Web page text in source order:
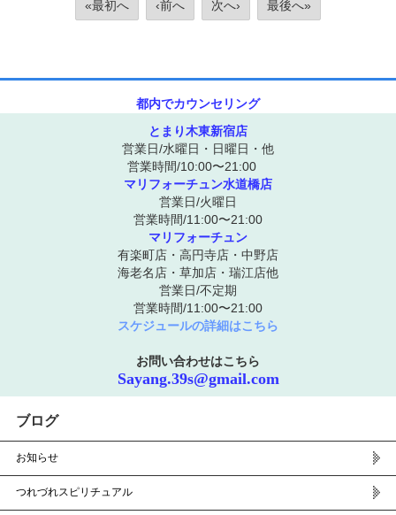
«最初へ ‹前へ 次へ› 最後へ»
都内でカウンセリング
とまり木東新宿店
営業日/水曜日・日曜日・他
営業時間/10:00〜21:00
マリフォーチュン水道橋店
営業日/火曜日
営業時間/11:00〜21:00
マリフォーチュン
有楽町店・高円寺店・中野店
海老名店・草加店・瑞江店他
営業日/不定期
営業時間/11:00〜21:00
スケジュールの詳細はこちら
お問い合わせはこちら
Sayang.39s@gmail.com
ブログ
お知らせ
つれづれスピリチュアル